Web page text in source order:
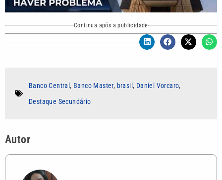
Continua após a publicidade
Banco Central, Banco Master, brasil, Daniel Vorcaro,
Destaque Secundário
Autor